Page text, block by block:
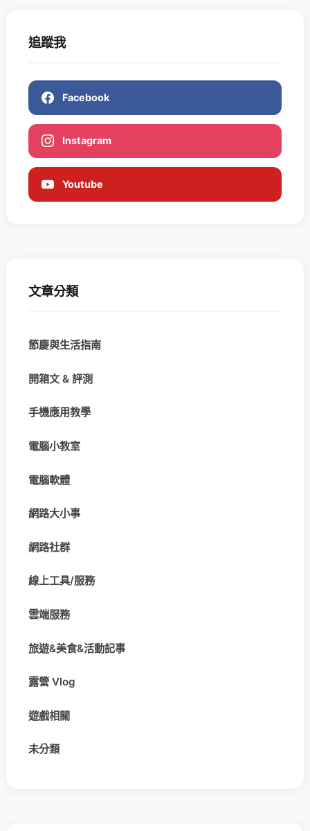
追蹤我
Facebook
Instagram
Youtube
文章分類
節慶與生活指南
開箱文 & 評測
手機應用教學
電腦小教室
電腦軟體
網路大小事
網路社群
線上工具/服務
雲端服務
旅遊&美食&活動記事
露營 Vlog
遊戲相關
未分類